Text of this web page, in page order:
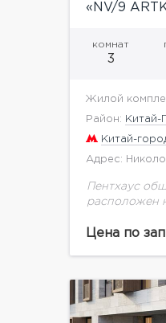
«NV/9
комнат
3
Жилой
Район: Китай-
Китай-
Адрес:
Пентхаус
расположен
привлекают
Цена по